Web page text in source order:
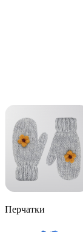
Перчатки